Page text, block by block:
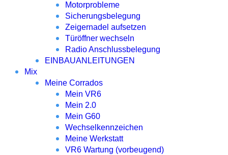
Motorprobleme
Sicherungsbelegung
Zeigernadel aufsetzen
Türöffner wechseln
Radio Anschlussbelegung
EINBAUANLEITUNGEN
Mix
Meine Corrados
Mein VR6
Mein 2.0
Mein G60
Wechselkennzeichen
Meine Werkstatt
VR6 Wartung (vorbeugend)